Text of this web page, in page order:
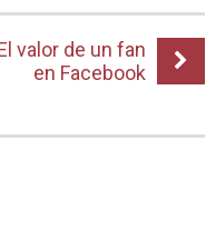
valor de un fan
en Facebook